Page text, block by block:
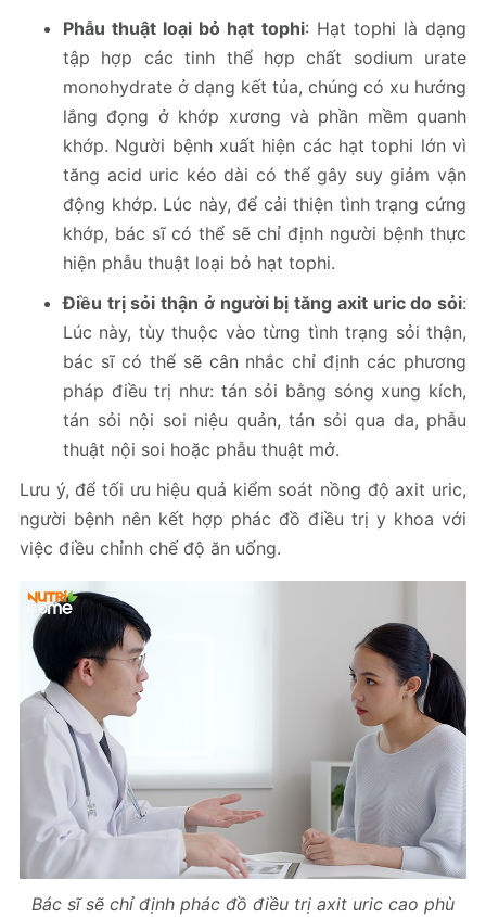
Phẫu thuật loại bỏ hạt tophi: Hạt tophi là dạng
tập hợp các tinh thể hợp chất sodium urate
monohydrate ở dạng kết tủa, chúng có xu hướng
lắng đọng ở khớp xương và phần mềm quanh
khớp. Người bệnh xuất hiện các hạt tophi lớn vì
tăng acid uric kéo dài có thể gây suy giảm vận
động khớp. Lúc này, để cải thiện tình trạng cứng
khớp, bác sĩ có thể sẽ chỉ định người bệnh thực
hiện phẫu thuật loại bỏ hạt tophi.
Điều trị sỏi thận ở người bị tăng axit uric do sỏi:
Lúc này, tùy thuộc vào từng tình trạng sỏi thận,
bác sĩ có thể sẽ cân nhắc chỉ định các phương
pháp điều trị như: tán sỏi bằng sóng xung kích,
tán sỏi nội soi niệu quản, tán sỏi qua da, phẫu
thuật nội soi hoặc phẫu thuật mở.
Lưu ý, để tối ưu hiệu quả kiểm soát nồng độ axit uric,
người bệnh nên kết hợp phác đồ điều trị y khoa với
việc điều chỉnh chế độ ăn uống.
Bác sĩ sẽ chỉ định phác đồ điều trị axit uric cao phù